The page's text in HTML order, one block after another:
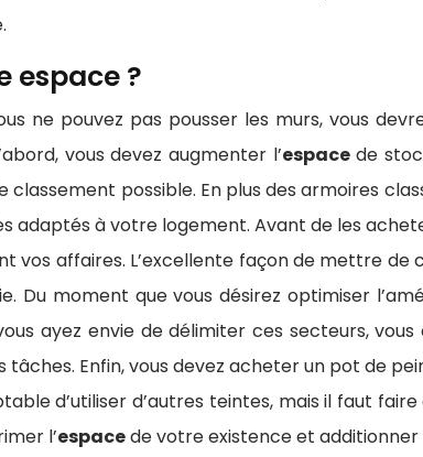
espace ?
ne pouvez pas pousser les murs, vous
vous devez augmenter l’espacede
possible. En plus des armoires
adaptés à votre logement. Avant de les
vos affaires. L’excellente façon de mettre
Du moment que vous désirez optimiser
ayez envie de délimiter ces secteurs,
Enfin, vous devez acheter un pot de
d’utiliser d’autres teintes, mais il faut
l’espacede votre existence et